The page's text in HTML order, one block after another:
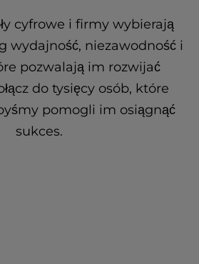
cyfrowe i firmy wybierają
wydajność, niezawodność i
pozwalają im rozwijać
do tysięcy osób, które
pomogli im osiągnąć
sukces.